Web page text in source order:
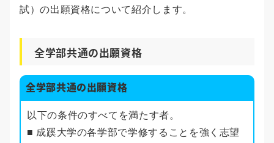
試）の出願資格について紹介します。
全学部共通の出願資格
全学部共通の出願資格
以下の条件のすべてを満たす者。
■ 成蹊大学の各学部で学修することを強く志望